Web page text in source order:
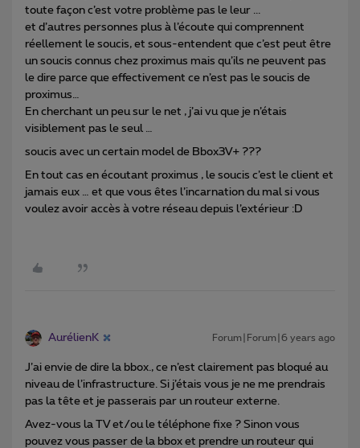
toute façon c’est votre problème pas le leur ...
et d’autres personnes plus à l’écoute qui comprennent
réellement le soucis, et sous-entendent que c’est peut être
un soucis connus chez proximus mais qu’ils ne peuvent pas
le dire parce que effectivement ce n’est pas le soucis de
proximus…
En cherchant un peu sur le net , j’ai vu que je n’étais
visiblement pas le seul …
soucis avec un certain model de Bbox3V+ ???
En tout cas en écoutant proximus , le soucis c’est le client et
jamais eux … et que vous êtes l’incarnation du mal si vous
voulez avoir accès à votre réseau depuis l’extérieur :D
AurélienK Forum|Forum|6 years ago
J’ai envie de dire la bbox., ce n’est clairement pas bloqué au
niveau de l’infrastructure. Si j’étais vous je ne me prendrais
pas la tête et je passerais par un routeur externe.
Avez-vous la TV et/ou le téléphone fixe ? Sinon vous
pouvez vous passer de la bbox et prendre un routeur qui